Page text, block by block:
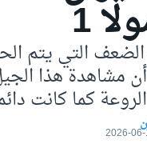
1
مشاهدة هذا
كما كانت